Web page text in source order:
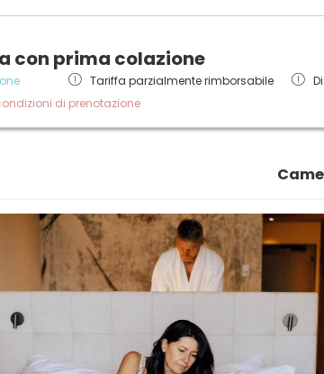
con prima colazione
Tariffa parzialmente rimborsabile
di prenotazione